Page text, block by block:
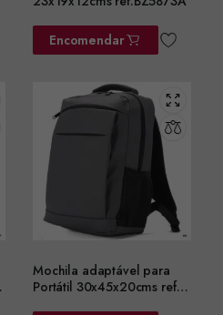
Encomendar
Mochila adaptável para
Portátil 30x45x20cms ref.